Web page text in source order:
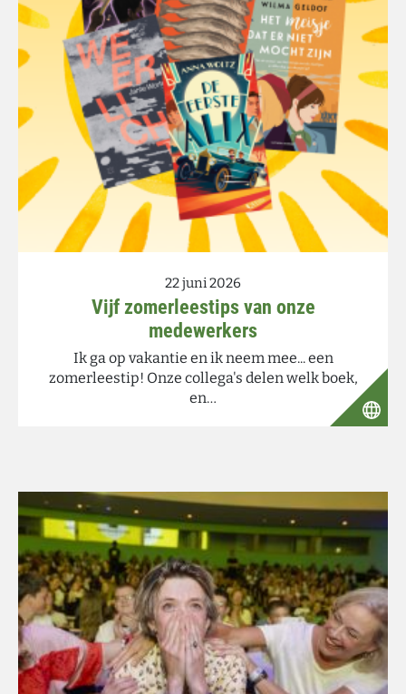
22 juni 2026
Vijf zomerleestips van onze
medewerkers
Ik ga op vakantie en ik neem mee... een
zomerleestip! Onze collega's delen welk boek,
en…